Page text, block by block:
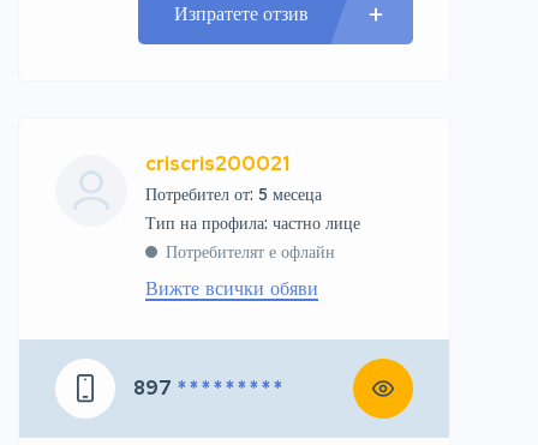
Изпратете отзив
criscris200021
Потребител от: 5 месеца
тип на профила: частно лице
Потребителят е офлайн
Вижте всички обяви
897 * * * * * * * * *